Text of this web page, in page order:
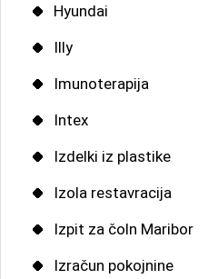
Hyundai
Illy
Imunoterapija
Intex
Izdelki iz plastike
Izola restavracija
Izpit za čoln Maribor
Izračun pokojnine